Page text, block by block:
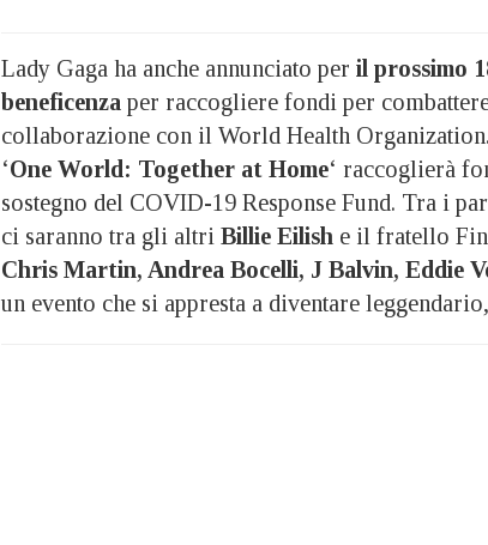
Lady Gaga ha anche annunciato per il prossimo
beneficenza per raccogliere fondi per
collaborazione con il World Health
‘One World: Together at Home‘ raccoglierà
sostegno del COVID-19 Response Fund. Tra i
ci saranno tra gli altri Billie Eilish e il fratello
Chris Martin, Andrea Bocelli, J Balvin, Eddie
un evento che si appresta a diventare